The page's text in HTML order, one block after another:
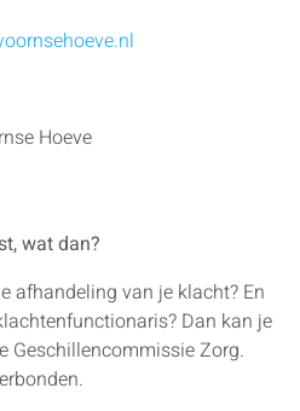
Hoeve
wat dan?
afhandeling van je klacht? En
Dan kan je
Geschillencommissie Zorg.